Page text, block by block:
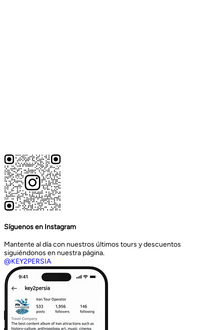
Síguenos en Instagram
Mantente al día con nuestros últimos tours y descuentos
siguiéndonos en nuestra página.
@KEY2PERSIA